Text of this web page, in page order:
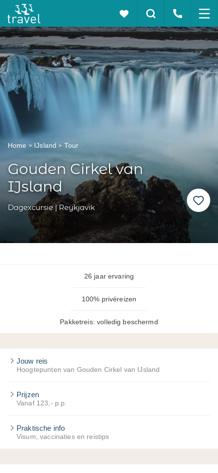
Home IJsland Tour
Gouden Cirkel van
IJsland
Dagexcursie | Reykjavik
26 jaar ervaring
100% privéreizen
Pakketreis: volledig beschermd
Jouw reis
Hoogtepunten van Gouden Cirkel van IJsland
Prijzen
Vanaf 123,- p.p.
Praktische info
Visum, vaccinaties en reistips